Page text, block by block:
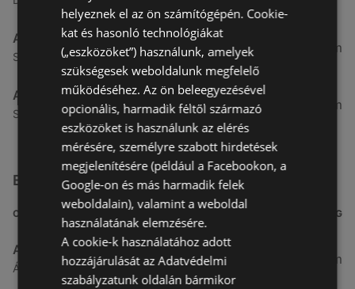
Aldi
Szent Márton u. 57-61., 9700 Szombathely
51,54 km
Aldi
Szent Gellért utca 49., 9700 Szombathely
53,49 km
Egyéb Szupermarketek üzletek a közelben
CÍM TÁVOLSÁG
ALDI
Ágfalvi út 4/a, 9400 Sopron
3,26 km
helyeznek el az ön számítógépén. Cookie-
kat és hasonló technológiákat
(„eszközöket”) használunk, amelyek
szükségesek weboldalunk megfelelő
működéséhez. Az ön beleegyezésével
opcionális, harmadik féltől származó
eszközöket is használunk az elérés
mérésére, személyre szabott hirdetések
megjelenítésére (például a Facebookon, a
Google-on és más harmadik felek
weboldalain), valamint a weboldal
használatának elemzésére.
A cookie-k használatához adott
hozzájárulását az Adatvédelmi
szabályzatunk oldalán bármikor